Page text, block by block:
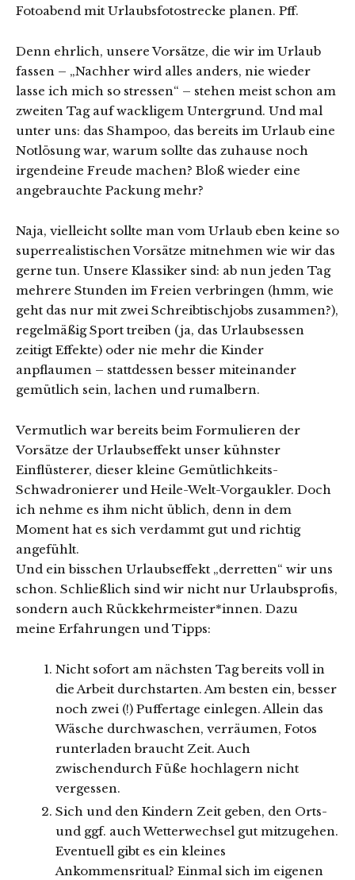
Fotoabend mit Urlaubsfotostrecke planen. Pff.
Denn ehrlich, unsere Vorsätze, die wir im Urlaub
fassen – „Nachher wird alles anders, nie wieder
lasse ich mich so stressen“ – stehen meist schon am
zweiten Tag auf wackligem Untergrund. Und mal
unter uns: das Shampoo, das bereits im Urlaub eine
Notlösung war, warum sollte das zuhause noch
irgendeine Freude machen? Bloß wieder eine
angebrauchte Packung mehr?
Naja, vielleicht sollte man vom Urlaub eben keine so
superrealistischen Vorsätze mitnehmen wie wir das
gerne tun. Unsere Klassiker sind: ab nun jeden Tag
mehrere Stunden im Freien verbringen (hmm, wie
geht das nur mit zwei Schreibtischjobs zusammen?),
regelmäßig Sport treiben (ja, das Urlaubsessen
zeitigt Effekte) oder nie mehr die Kinder
anpflaumen – stattdessen besser miteinander
gemütlich sein, lachen und rumalbern.
Vermutlich war bereits beim Formulieren der
Vorsätze der Urlaubseffekt unser kühnster
Einflüsterer, dieser kleine Gemütlichkeits-
Schwadronierer und Heile-Welt-Vorgaukler. Doch
ich nehme es ihm nicht üblich, denn in dem
Moment hat es sich verdammt gut und richtig
angefühlt.
Und ein bisschen Urlaubseffekt „derretten“ wir uns
schon. Schließlich sind wir nicht nur Urlaubsprofis,
sondern auch Rückkehrmeister*innen. Dazu
meine Erfahrungen und Tipps:
Nicht sofort am nächsten Tag bereits voll in
die Arbeit durchstarten. Am besten ein, besser
noch zwei (!) Puffertage einlegen. Allein das
Wäsche durchwaschen, verräumen, Fotos
runterladen braucht Zeit. Auch
zwischendurch Füße hochlagern nicht
vergessen.
Sich und den Kindern Zeit geben, den Orts-
und ggf. auch Wetterwechsel gut mitzugehen.
Eventuell gibt es ein kleines
Ankommensritual? Einmal sich im eigenen